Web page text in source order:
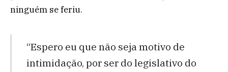
ninguém se feriu.
“Espero eu que não seja motivo de
intimidação, por ser do legislativo do